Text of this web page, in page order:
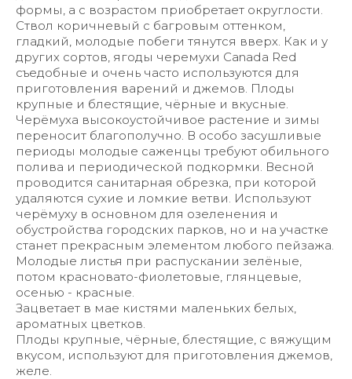
формы, а с возрастом приобретает округлости.
Ствол коричневый с багровым оттенком,
гладкий, молодые побеги тянутся вверх. Как и у
других сортов, ягоды черемухи Canada Red
съедобные и очень часто используются для
приготовления варений и джемов. Плоды
крупные и блестящие, чёрные и вкусные.
Черёмуха высокоустойчивое растение и зимы
переносит благополучно. В особо засушливые
периоды молодые саженцы требуют обильного
полива и периодической подкормки. Весной
проводится санитарная обрезка, при которой
удаляются сухие и ломкие ветви. Используют
черёмуху в основном для озеленения и
обустройства городских парков, но и на участке
станет прекрасным элементом любого пейзажа.
Молодые листья при распускании зелёные,
потом красновато-фиолетовые, глянцевые,
осенью - красные.
Зацветает в мае кистями маленьких белых,
ароматных цветков.
Плоды крупные, чёрные, блестящие, с вяжущим
вкусом, используют для приготовления джемов,
желе.